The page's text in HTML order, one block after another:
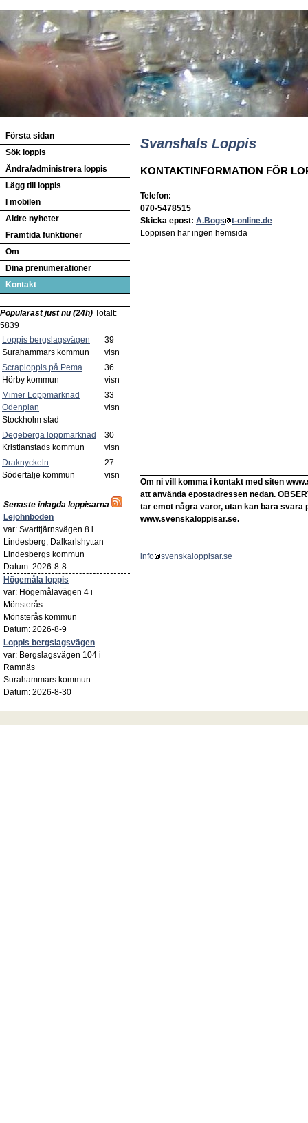
Första sidan
Sök loppis
Ändra/administrera loppis
Lägg till loppis
I mobilen
Äldre nyheter
Framtida funktioner
Om
Dina prenumerationer
Kontakt
Populärast just nu (24h) Totalt:
5839
Loppis bergslagsvägen
Surahammars kommun
39
visn
Scraploppis på Pema
Hörby kommun
36
visn
Mimer Loppmarknad
Odenplan
Stockholm stad
33
visn
Degeberga loppmarknad
Kristianstads kommun
30
visn
Draknyckeln
Södertälje kommun
27
visn
Senaste inlagda loppisarna
Lejohnboden
var: Svarttjärnsvägen 8 i
Lindesberg, Dalkarlshyttan
Lindesbergs kommun
Datum: 2026-8-8
Högemåla loppis
var: Högemålavägen 4 i
Mönsterås
Mönsterås kommun
Datum: 2026-8-9
Loppis bergslagsvägen
var: Bergslagsvägen 104 i
Ramnäs
Surahammars kommun
Datum: 2026-8-30
Svanshals Loppis
KONTAKTINFORMATION FÖR
Telefon:
070-5478515
Skicka epost: A.Bogs
t-online.de
Loppisen har ingen hemsida
Om ni vill komma i kontakt med siten
att använda epostadressen nedan.
tar emot några varor, utan kan bara svara
www.svenskaloppisar.se.
info svenskaloppisar.se